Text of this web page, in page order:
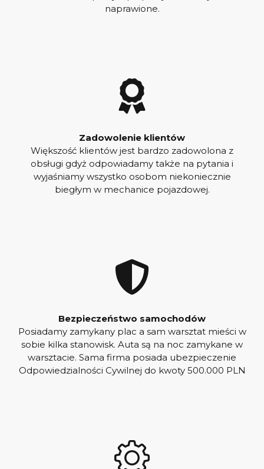
naprawione.
Zadowolenie klientów
Większość klientów jest bardzo zadowolona z
obsługi gdyż odpowiadamy także na pytania i
wyjaśniamy wszystko osobom niekoniecznie
biegłym w mechanice pojazdowej.
Bezpieczeństwo samochodów
Posiadamy zamykany plac a sam warsztat mieści w
sobie kilka stanowisk. Auta są na noc zamykane w
warsztacie. Sama firma posiada ubezpieczenie
Odpowiedzialności Cywilnej do kwoty 500.000 PLN